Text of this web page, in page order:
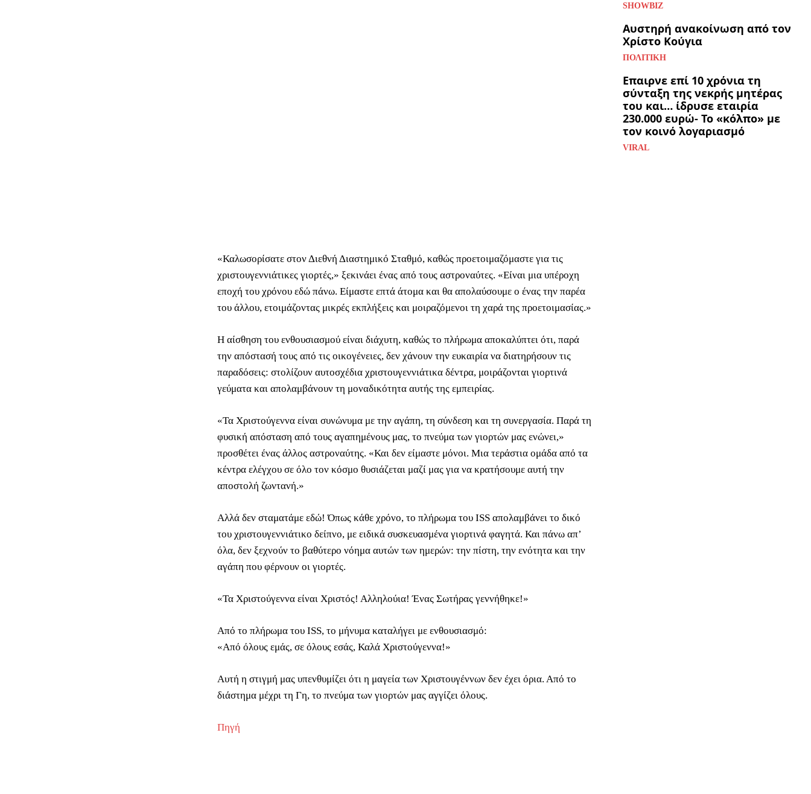
«Καλωσορίσατε στον Διεθνή Διαστημικό Σταθμό, καθώς προετοιμαζόμαστε για τις
χριστουγεννιάτικες γιορτές,» ξεκινάει ένας από τους αστροναύτες. «Είναι μια υπέροχη
εποχή του χρόνου εδώ πάνω. Είμαστε επτά άτομα και θα απολαύσουμε ο ένας την παρέα
του άλλου, ετοιμάζοντας μικρές εκπλήξεις και μοιραζόμενοι τη χαρά της προετοιμασίας.»
Η αίσθηση του ενθουσιασμού είναι διάχυτη, καθώς το πλήρωμα αποκαλύπτει ότι, παρά
την απόστασή τους από τις οικογένειες, δεν χάνουν την ευκαιρία να διατηρήσουν τις
παραδόσεις: στολίζουν αυτοσχέδια χριστουγεννιάτικα δέντρα, μοιράζονται γιορτινά
γεύματα και απολαμβάνουν τη μοναδικότητα αυτής της εμπειρίας.
«Τα Χριστούγεννα είναι συνώνυμα με την αγάπη, τη σύνδεση και τη συνεργασία. Παρά τη
φυσική απόσταση από τους αγαπημένους μας, το πνεύμα των γιορτών μας ενώνει,»
προσθέτει ένας άλλος αστροναύτης. «Και δεν είμαστε μόνοι. Μια τεράστια ομάδα από τα
κέντρα ελέγχου σε όλο τον κόσμο θυσιάζεται μαζί μας για να κρατήσουμε αυτή την
αποστολή ζωντανή.»
Αλλά δεν σταματάμε εδώ! Όπως κάθε χρόνο, το πλήρωμα του ISS απολαμβάνει το δικό
του χριστουγεννιάτικο δείπνο, με ειδικά συσκευασμένα γιορτινά φαγητά. Και πάνω απ’
όλα, δεν ξεχνούν το βαθύτερο νόημα αυτών των ημερών: την πίστη, την ενότητα και την
αγάπη που φέρνουν οι γιορτές.
«Τα Χριστούγεννα είναι Χριστός! Αλληλούια! Ένας Σωτήρας γεννήθηκε!»
Από το πλήρωμα του ISS, το μήνυμα καταλήγει με ενθουσιασμό:
«Από όλους εμάς, σε όλους εσάς, Καλά Χριστούγεννα!»
Αυτή η στιγμή μας υπενθυμίζει ότι η μαγεία των Χριστουγέννων δεν έχει όρια. Από το
διάστημα μέχρι τη Γη, το πνεύμα των γιορτών μας αγγίζει όλους.
Πηγή
SHOWBIZ
Αυστηρή ανακοίνωση από τον
Χρίστο Κούγια
ΠΟΛΙΤΙΚΉ
Επαιρνε επί 10 χρόνια τη
σύνταξη της νεκρής μητέρας
του και… ίδρυσε εταιρία
230.000 ευρώ- Το «κόλπο» με
τον κοινό λογαριασμό
VIRAL